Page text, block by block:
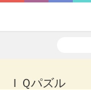
ＩＱパズル